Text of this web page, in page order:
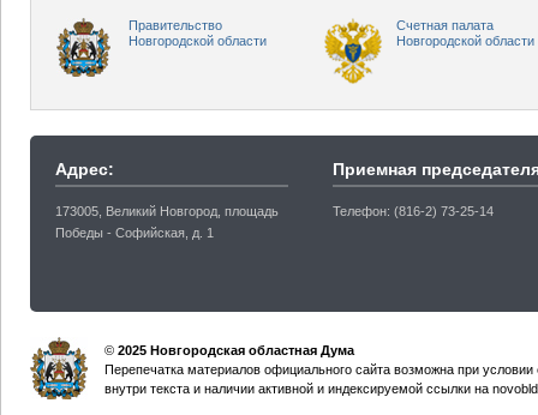
Правительство
Новгородской области
Счетная палата
Новгородской области
Адрес:
173005, Великий Новгород, площадь
Победы - Софийская, д. 1
Приемная
Телефон: (816-2) 73-25-14
© 2025 Новгородская областная Дума
Перепечатка материалов официального сайта возможна при
внутри текста и наличии активной и индексируемой ссылки на